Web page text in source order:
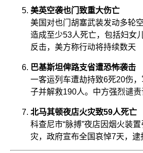
美英空袭也门致重大伤亡
美国对也门胡塞武装发动多轮
造成至少53人死亡，包括妇女
反击，美方称行动将持续数天
巴基斯坦俾路支省遭恐怖袭击
一客运列车遭劫持致6死20伤
子并解救190人。中方强烈谴
北马其顿夜店火灾致59人死亡
科查尼市“脉搏”夜店因烟火装
灾，政府宣布全国哀悼7天，逮